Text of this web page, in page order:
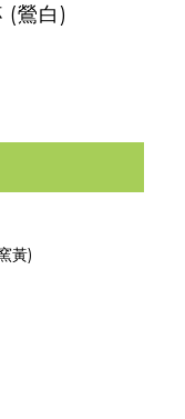
(鶯白)